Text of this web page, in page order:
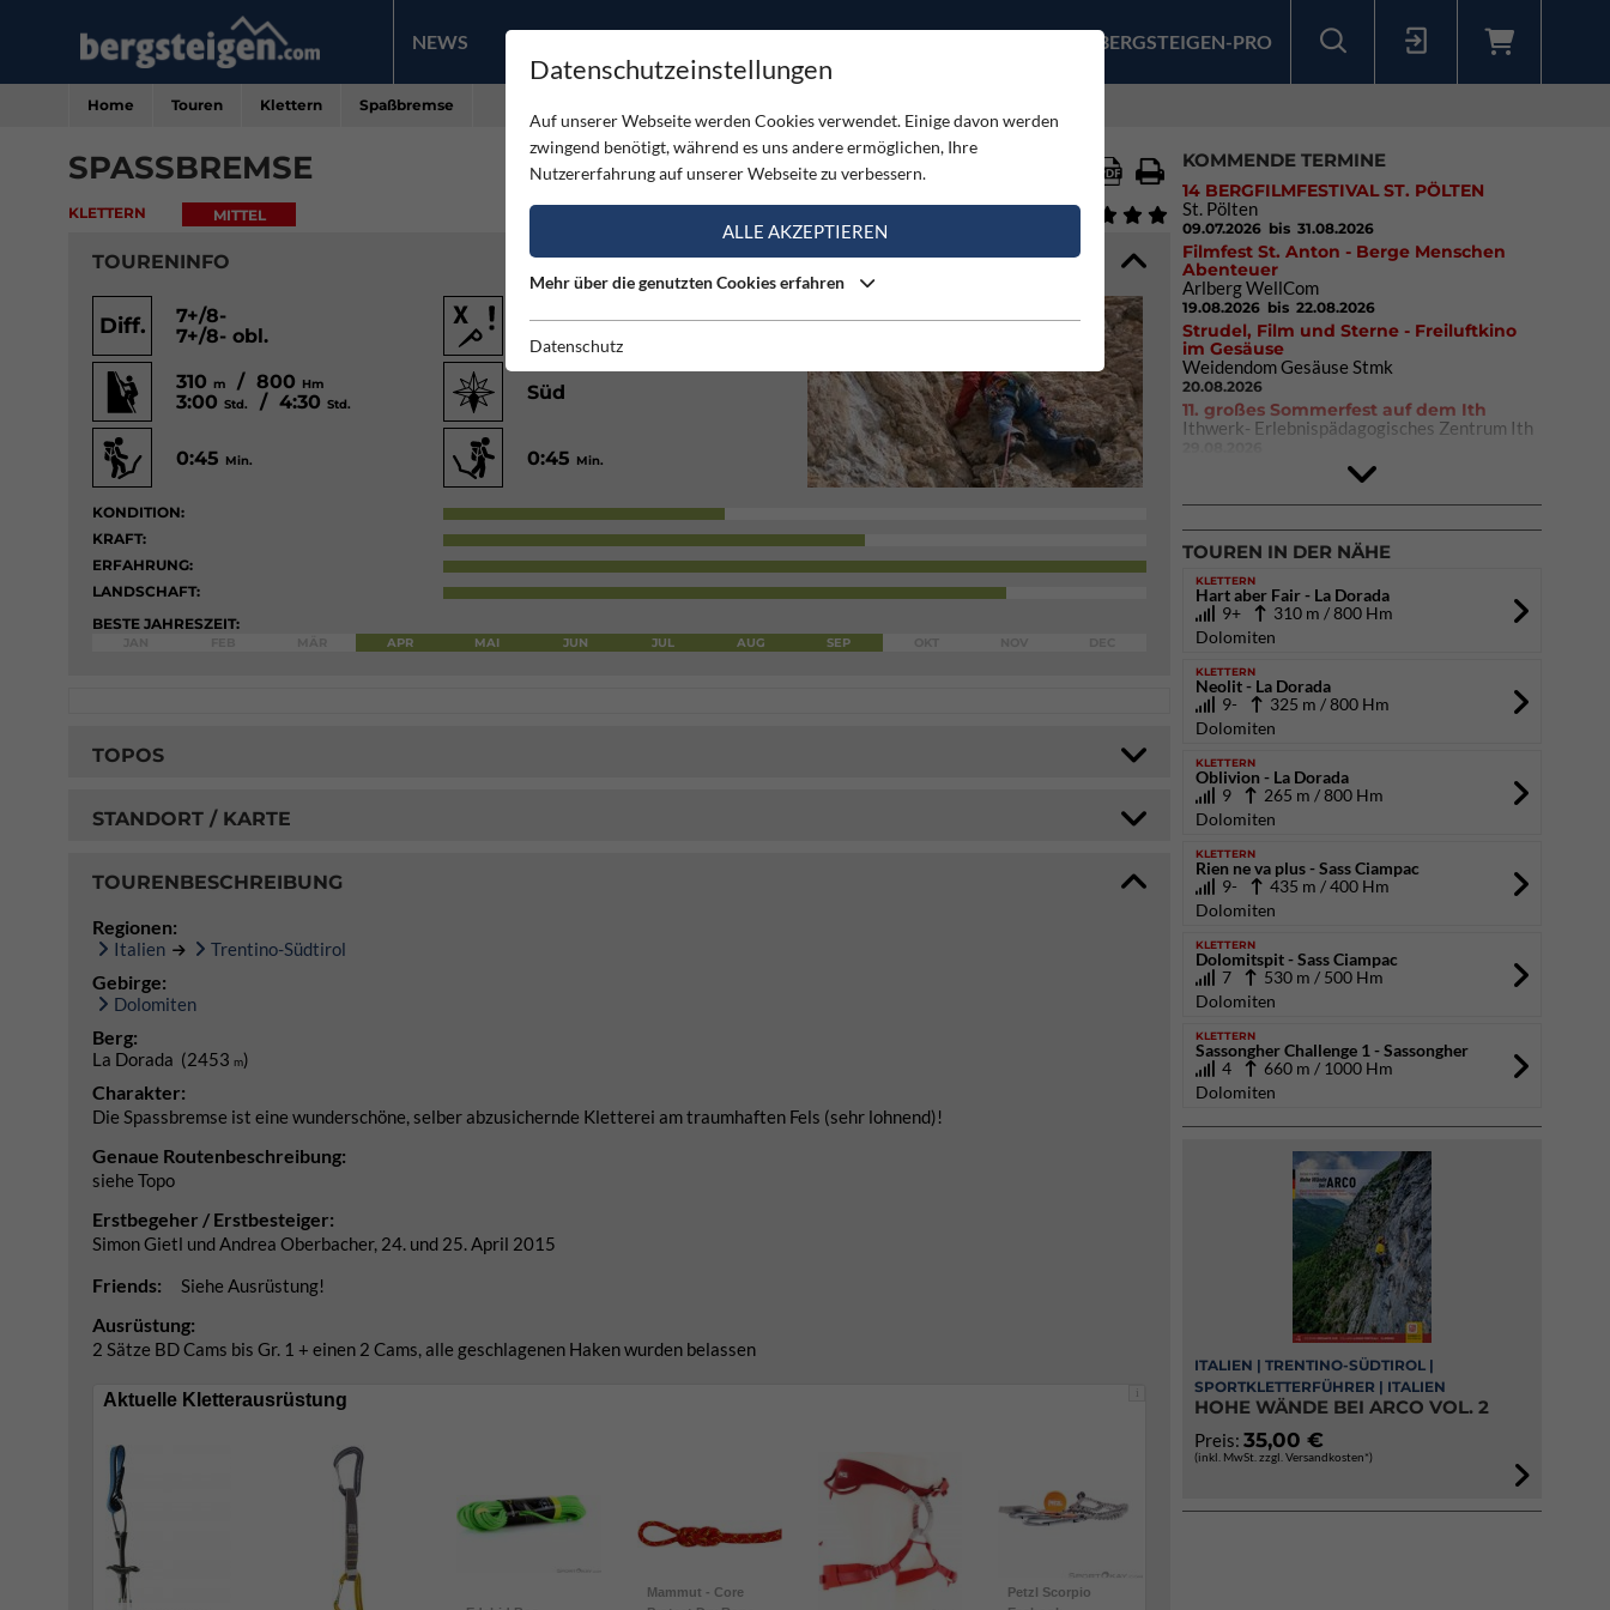
NEWS PRODUKTE BERGSTEIGEN-PRO
Home Touren Klettern Spaßbremse
SPASSBREMSE
KLETTERN MITTEL
TOURENINFO
Diff.
7+/8-
7+/8- obl.
Alpin
310m / 800 Hm
3:00Std. / 4:30Std.
Süd
0:45 Min. 0:45 Min.
KONDITION:
KRAFT:
ERFAHRUNG:
LANDSCHAFT:
BESTE JAHRESZEIT:
APR MAI JUN JUL AUG SEP
TOPOS
STANDORT / KARTE
TOURENBESCHREIBUNG
Regionen:
Italien Trentino-Südtirol
Gebirge:
Dolomiten
Berg:
La Dorada (2453 m)
Charakter:
Die Spassbremse ist eine wunderschöne, selber abzusichernde Kletterei am traumhaften Fels (sehr lohnend)!
Genaue Routenbeschreibung:
siehe Topo
Erstbegeher / Erstbesteiger:
Simon Gietl und Andrea Oberbacher, 24. und 25. April 2015
Friends: Siehe Ausrüstung!
Ausrüstung:
2 Sätze BD Cams bis Gr. 1 + einen 2 Cams, alle geschlagenen Haken wurden belassen
i
Aktuelle Kletterausrüstung
Mammut - Core
Petzl Scorpio
KOMMENDE TERMINE
14 BERGFILMFESTIVAL ST. PÖLTEN
St. Pölten
09.07.2026 bis 31.08.2026
Filmfest St. Anton - Berge Menschen
Abenteuer
Arlberg WellCom
19.08.2026 bis 22.08.2026
Strudel, Film und Sterne - Freiluftkino
im Gesäuse
Weidendom Gesäuse Stmk
20.08.2026
11. großes Sommerfest auf dem Ith
Ithwerk- Erlebnispädagogisches Zentrum Ith
DAV Kletter- & Boulderzentrum München
Süd (Thalkirchen)
TOUREN IN DER NÄHE
KLETTERN
Hart aber Fair - La Dorada
9+
310 m / 800 Hm
Dolomiten
KLETTERN
Neolit - La Dorada
9-
325 m / 800 Hm
Dolomiten
KLETTERN
Oblivion - La Dorada
9
265 m / 800 Hm
Dolomiten
KLETTERN
Rien ne va plus - Sass Ciampac
9-
435 m / 400 Hm
Dolomiten
KLETTERN
Dolomitspit - Sass Ciampac
7
530 m / 500 Hm
Dolomiten
KLETTERN
Sassongher Challenge 1 - Sassongher
4
660 m / 1000 Hm
Dolomiten
ITALIEN | TRENTINO-SÜDTIROL |
SPORTKLETTERFÜHRER | ITALIEN
HOHE WÄNDE BEI ARCO VOL. 2
Preis: 35,00 €
(inkl. MwSt. zzgl. Versandkosten*)
Datenschutzeinstellungen
Auf unserer Webseite werden Cookies verwendet. Einige davon werden
zwingend benötigt, während es uns andere ermöglichen, Ihre
Nutzererfahrung auf unserer Webseite zu verbessern.
ALLE AKZEPTIEREN
Mehr über die genutzten Cookies erfahren
Datenschutz